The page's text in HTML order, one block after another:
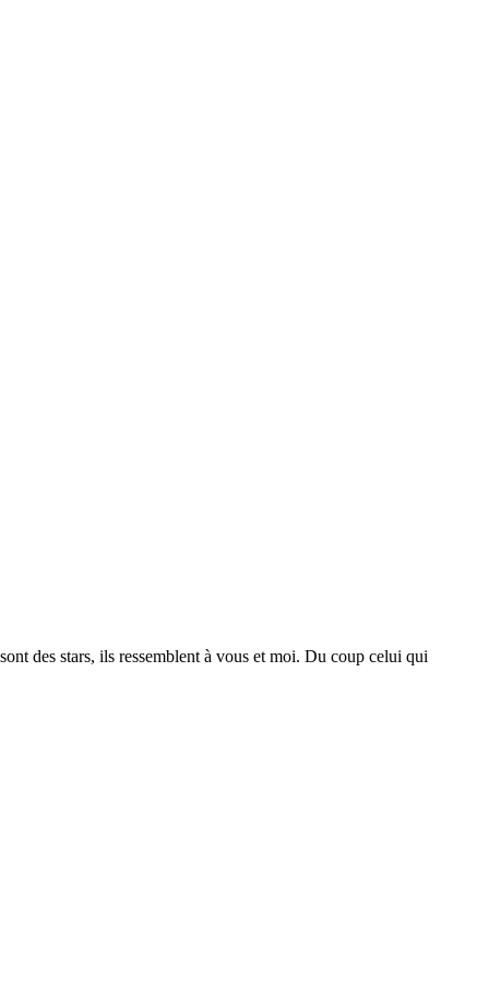
des stars, ils ressemblent à vous et moi. Du coup celui qui